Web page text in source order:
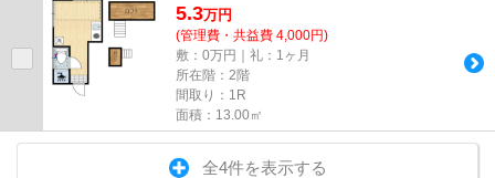
5.3万円
(管理費・共益費 4,000円)
敷：0万円｜礼：1ヶ月
所在階：2階
間取り：1R
面積：13.00㎡
全4件を表示する